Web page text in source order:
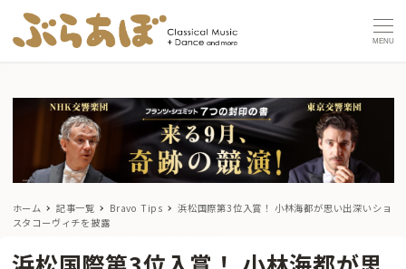
MENU
ホーム 記事一覧 Bravo Tips
浜松国際第3位入賞！ 小林海都が思い出深いショ
スタコーヴィチを披露